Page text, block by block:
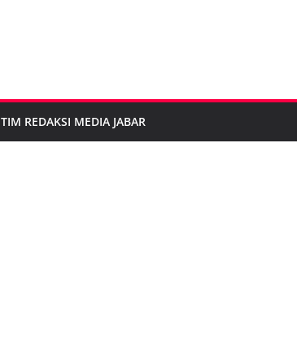
TIM REDAKSI MEDIA JABAR